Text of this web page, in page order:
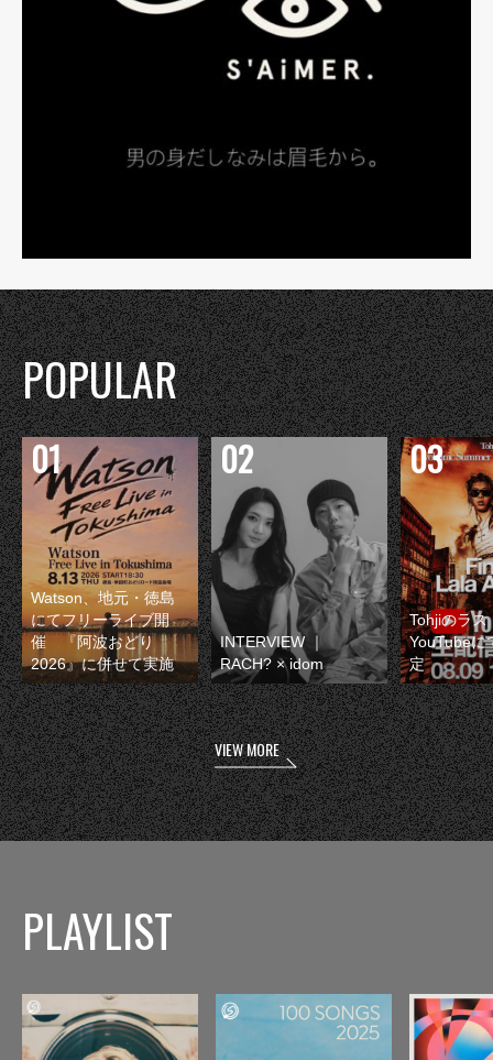
POPULAR
Watson、地元・徳島
にてフリーライブ開
催 『阿波おどり
2026』に併せて実施
INTERVIEW ｜
RACH? × idom
Tohjiのラス
YouTubeに
定
VIEW MORE
PLAYLIST